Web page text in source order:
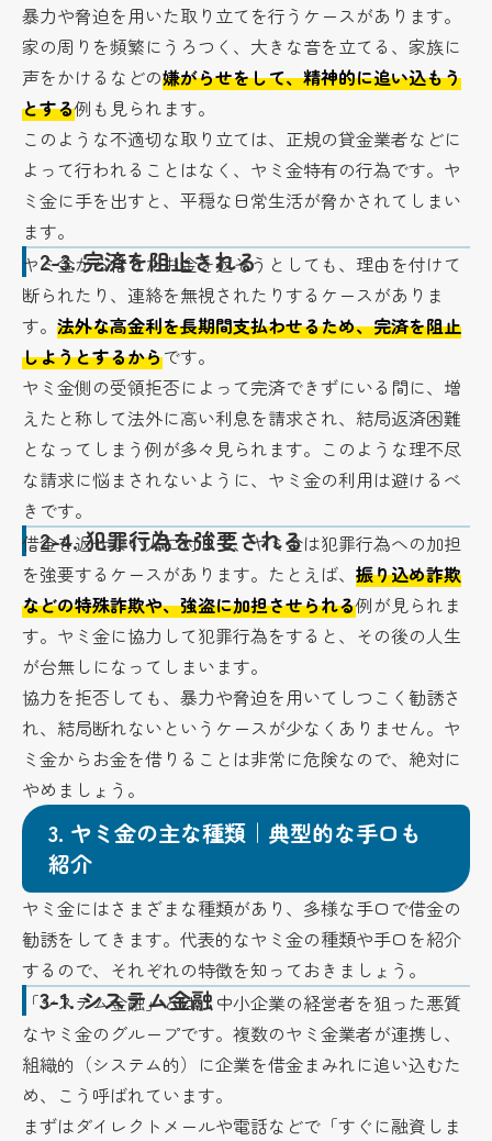
暴力や脅迫を用いた取り立てを行うケースがあります。
家の周りを頻繁にうろつく、大きな音を立てる、家族に
声をかけるなどの嫌がらせをして、精神的に追い込もう
とする例も見られます。
このような不適切な取り立ては、正規の貸金業者などに
よって行われることはなく、ヤミ金特有の行為です。ヤ
ミ金に手を出すと、平穏な日常生活が脅かされてしまい
ます。
2-3.完済を阻止される
ヤミ金から借りたお金を返そうとしても、理由を付けて
断られたり、連絡を無視されたりするケースがありま
す。法外な高金利を長期間支払わせるため、完済を阻止
しようとするからです。
ヤミ金側の受領拒否によって完済できずにいる間に、増
えたと称して法外に高い利息を請求され、結局返済困難
となってしまう例が多々見られます。このような理不尽
な請求に悩まされないように、ヤミ金の利用は避けるべ
きです。
2-4.犯罪行為を強要される
借金を返せない人に対して、ヤミ金は犯罪行為への加担
を強要するケースがあります。たとえば、振り込め詐欺
などの特殊詐欺や、強盗に加担させられる例が見られま
す。ヤミ金に協力して犯罪行為をすると、その後の人生
が台無しになってしまいます。
協力を拒否しても、暴力や脅迫を用いてしつこく勧誘さ
れ、結局断れないというケースが少なくありません。ヤ
ミ金からお金を借りることは非常に危険なので、絶対に
やめましょう。
3. ヤミ金の主な種類｜典型的な手口も
紹介
ヤミ金にはさまざまな種類があり、多様な手口で借金の
勧誘をしてきます。代表的なヤミ金の種類や手口を紹介
するので、それぞれの特徴を知っておきましょう。
3-1.システム金融
「システム金融」とは、中小企業の経営者を狙った悪質
なヤミ金のグループです。複数のヤミ金業者が連携し、
組織的（システム的）に企業を借金まみれに追い込むた
め、こう呼ばれています。
まずはダイレクトメールや電話などで「すぐに融資しま